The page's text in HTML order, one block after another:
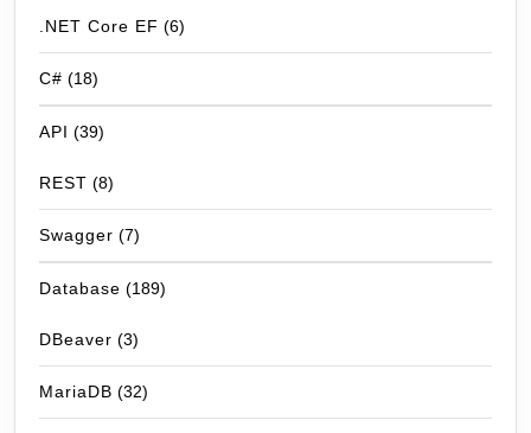
.NET Core EF (6)
C# (18)
API (39)
REST (8)
Swagger (7)
Database (189)
DBeaver (3)
MariaDB (32)